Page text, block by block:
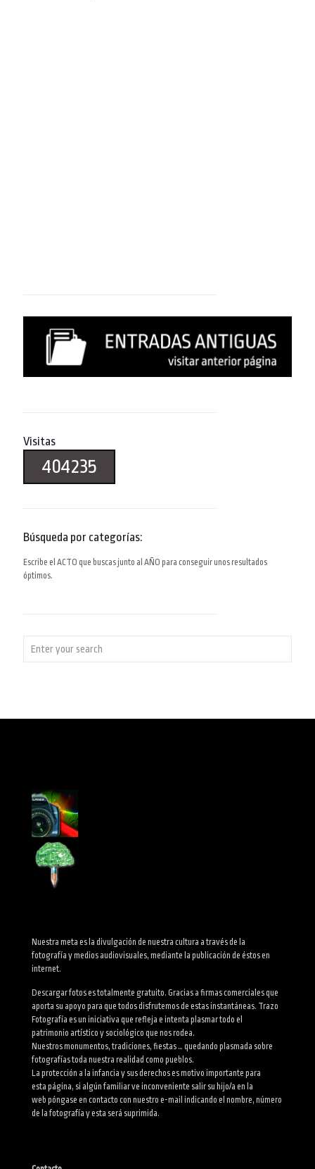
Visitas
404235
Búsqueda por categorías:
Escribe el ACTO que buscas junto al AÑO para conseguir unos resultados
óptimos.
Nuestra meta es la divulgación de nuestra cultura a través de la
fotografía y medios audiovisuales, mediante la publicación de éstos en
internet.
Descargar fotos es totalmente gratuito. Gracias a firmas comerciales que
aporta su apoyo para que todos disfrutemos de estas instantáneas. Trazo
Fotografía es un iniciativa que refleja e intenta plasmar todo el
patrimonio artístico y sociológico que nos rodea.
Nuestros monumentos, tradiciones, fiestas … quedando plasmada sobre
fotografías toda nuestra realidad como pueblos.
La protección a la infancia y sus derechos es motivo importante para
esta página, si algún familiar ve inconveniente salir su hijo/a en la
web póngase en contacto con nuestro e-mail indicando el nombre, número
de la fotografía y esta será suprimida.